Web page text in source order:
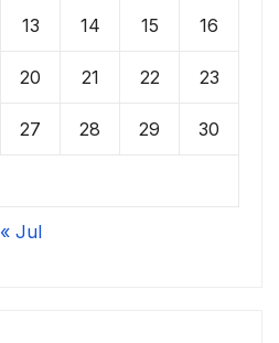
13 14 15 16
20 21 22 23
27 28 29 30
« Jul